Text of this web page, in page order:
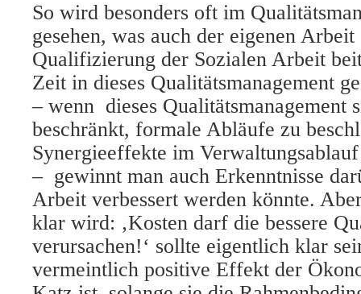
So wird besonders oft im
gesehen, was auch der eigenen
Qualifizierung der Sozialen Arbeit
Zeit in dieses Qualitätsmanagement
– wenn dieses Qualitätsmanagement
beschränkt, formale Abläufe zu
Synergieeffekte im
– gewinnt man auch Erkenntnisse
Arbeit verbessert werden könnte.
klar wird: ‚Kosten darf die bessere
verursachen!‘ sollte eigentlich klar
vermeintlich positive Effekt der